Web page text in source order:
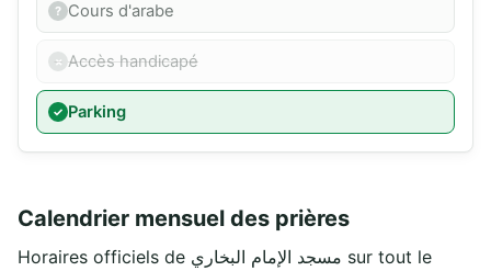
Cours d'arabe
Accès handicapé
Parking
Calendrier mensuel des prières
Horaires officiels de مسجد الإمام البخاري sur tout le